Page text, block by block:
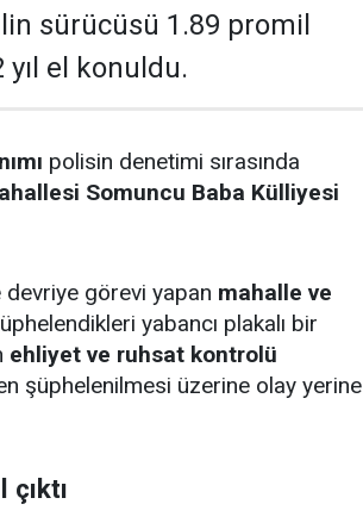
sürücüsü 1.89 promil
yıl el konuldu.
polisin denetimi sırasında
Somuncu Baba Külliyesi
görevi yapan mahalle ve
yabancı plakalı bir
ehliyet ve ruhsat kontrolü
şüphelenilmesi üzerine olay yerine